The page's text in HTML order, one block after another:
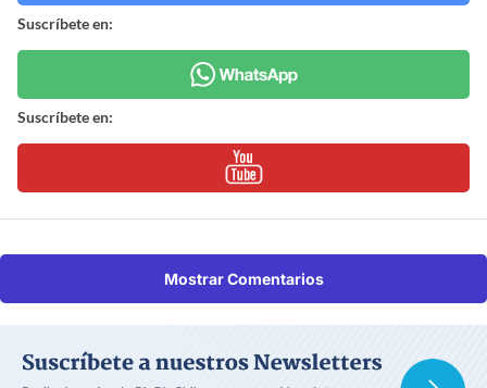
Suscríbete en:
Suscríbete en:
Mostrar Comentarios